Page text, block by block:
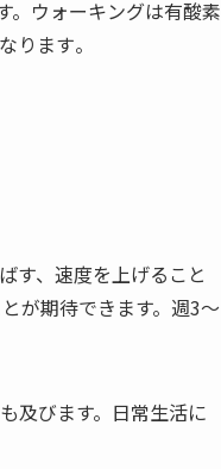
。ウォーキングは有酸素
ります​​。
す、速度を上げること
が期待できます。週3～
及びます。日常生活に